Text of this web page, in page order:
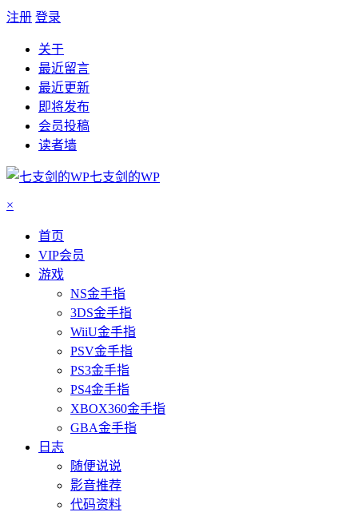
注册 登录
关于
最近留言
最近更新
即将发布
会员投稿
读者墙
七支剑的WP
×
首页
VIP会员
游戏
NS金手指
3DS金手指
WiiU金手指
PSV金手指
PS3金手指
PS4金手指
XBOX360金手指
GBA金手指
日志
随便说说
影音推荐
代码资料